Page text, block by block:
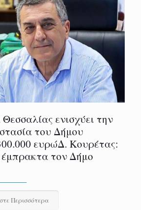
ενισχύει την
του Δήμου
ευρώΔ. Κουρέτας:
τον Δήμο
Περισσότερα